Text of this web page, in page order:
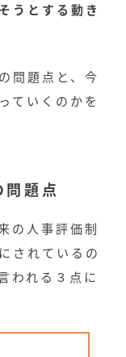
うとする動き
問題点と、今
ていくのかを
題点
の人事評価制
されているの
われる３点に